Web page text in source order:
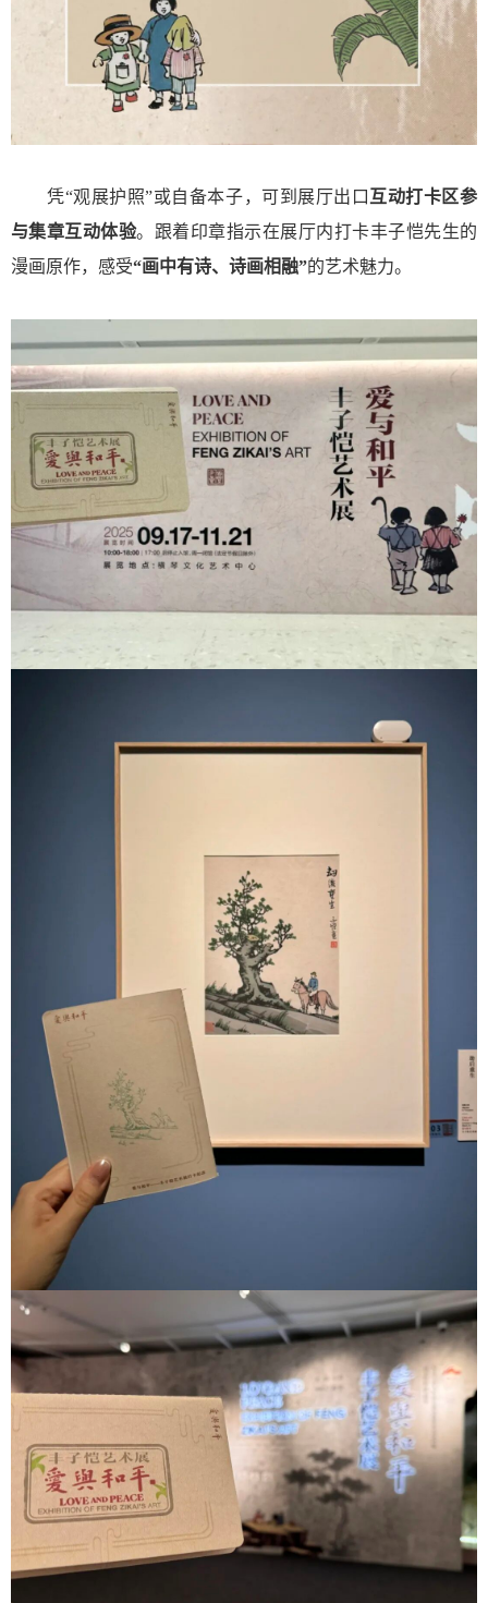
凭“观展护照”或自备本子，可到展厅出口 互动打卡区参
与集章互动体验。跟着印章指示在展厅内打卡丰子恺先生的
漫画原作，感受“画中有诗、诗画相融”的艺术魅力。